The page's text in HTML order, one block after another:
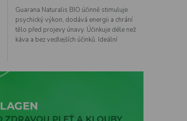
Guarana Naturalis BIO účinně stimuluje
psychický výkon, dodává energii a chrání
tělo před projevy únavy. Účinkuje déle než
káva a bez vedlejších účinků. Ideální